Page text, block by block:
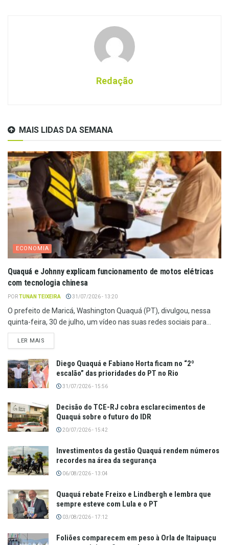
Redação
MAIS LIDAS DA SEMANA
ECONOMIA
Quaquá e Johnny explicam funcionamento de motos elétricas
com tecnologia chinesa
PORTUNAN TEIXEIRA 31/07/2026 - 13:20
O prefeito de Maricá, Washington Quaquá (PT), divulgou, nessa
quinta-feira, 30 de julho, um vídeo nas suas redes sociais para...
LER MAIS
Diego Quaquá e Fabiano Horta ficam no “2º
escalão” das prioridades do PT no Rio
31/07/2026 - 15:56
Decisão do TCE-RJ cobra esclarecimentos de
Quaquá sobre o futuro do IDR
20/07/2026 - 15:42
Investimentos da gestão Quaquá rendem números
recordes na área da segurança
06/08/2026 - 13:04
Quaquá rebate Freixo e Lindbergh e lembra que
sempre esteve com Lula e o PT
03/08/2026 - 17:12
Foliões comparecem em peso à Orla de Itaipuaçu